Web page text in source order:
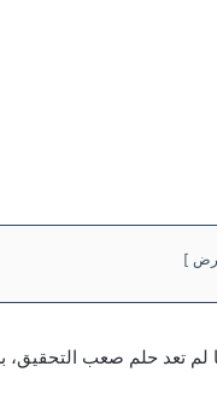
لم تعد حلم صعب